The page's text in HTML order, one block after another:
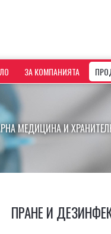
ЗА КОМПАНИЯТА
МЕДИЦИНА И
ПРАНЕ И